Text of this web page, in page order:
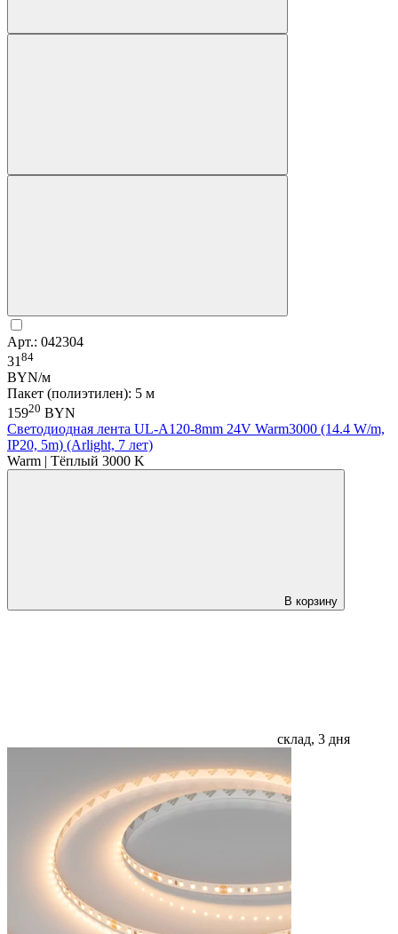
Арт.: 042304
31 84
BYN/м
Пакет (полиэтилен): 5 м
15920 BYN
Светодиодная лента UL-A120-8mm 24V Warm3000 (14.4 W/m,
IP20, 5m) (Arlight, 7 лет)
Warm | Тёплый 3000 K
В корзину
склад, 3 дня